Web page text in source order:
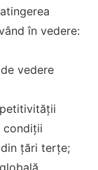
în vedere:
vedere
condiții
țări terțe;